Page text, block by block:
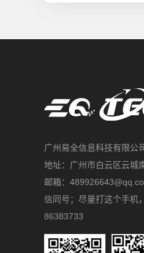
广州易全信息科技有限公
地址：广州市白云区云城
邮箱：
信同号；尽量打这个手机
86383733